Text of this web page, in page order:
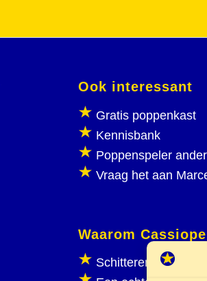
Ook interessant
Gratis poppenkast
Kennisbank
Poppenspeler
Vraag het aan
Waarom
Schitterend